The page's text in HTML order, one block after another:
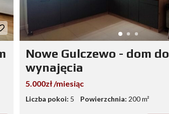
Nowe Gulczewo - dom do
wynajęcia
5.000zł /miesiąc
Liczba pokoi: 5 Powierzchnia: 200 m²